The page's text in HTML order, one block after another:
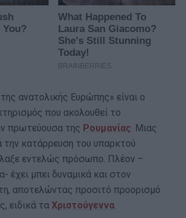
της ανατολικής Ευρώπης» είναι ο
που ακολουθεί το
πρωτεύουσα της Ρουμανίας . Μιας
κατάρρευση του υπαρκτού
εντελώς πρόσωπο. Πλέον –
έχει μπει δυναμικά και στον
αποτελώντας προσιτό προορισμό
ειδικά τα Χριστούγεννα